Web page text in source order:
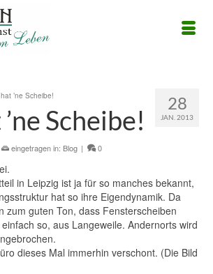
28
JAN. 2013
’ne Scheibe!
Scheibe!
eingetragen in: Blog | 0
in Leipzig ist ja für so manches bekannt,
hat so ihre Eigendynamik. Da
zum guten Ton, dass Fensterscheiben
so, aus Langeweile. Andernorts wird
dieses Mal immerhin verschont. (Die Bild